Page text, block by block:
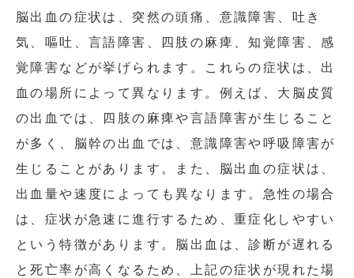
脳出血の症状は、突然の頭痛、意識障害、吐き
気、嘔吐、言語障害、四肢の麻痺、知覚障害、感
覚障害などが挙げられます。これらの症状は、出
血の場所によって異なります。例えば、大脳皮質
の出血では、四肢の麻痺や言語障害が生じること
が多く、脳幹の出血では、意識障害や呼吸障害が
生じることがあります。また、脳出血の症状は、
出血量や速度によっても異なります。急性の場合
は、症状が急速に進行するため、重症化しやすい
という特徴があります。脳出血は、診断が遅れる
と死亡率が高くなるため、上記の症状が現れた場